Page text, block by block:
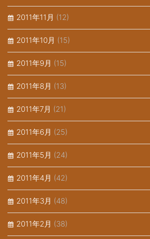
2011年11月 (12)
2011年10月 (15)
2011年9月 (15)
2011年8月 (13)
2011年7月 (21)
2011年6月 (25)
2011年5月 (24)
2011年4月 (42)
2011年3月 (48)
2011年2月 (38)